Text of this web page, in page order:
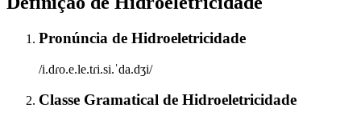
Pronúncia de Hidroeletricidade
/i.dɾo.e.le.tɾi.si.ˈda.dʒi/
Classe Gramatical de Hidroeletricidade